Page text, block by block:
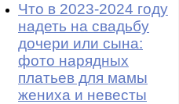
Что в 2023-2024 году
надеть на свадьбу
дочери или сына:
фото нарядных
платьев для мамы
жениха и невесты